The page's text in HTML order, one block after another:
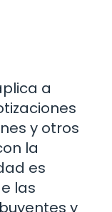
a
y otros
la
es
las
y